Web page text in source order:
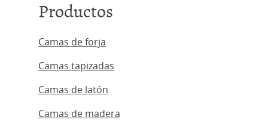
Productos
Camas de forja
Camas tapizadas
Camas de latón
Camas de madera